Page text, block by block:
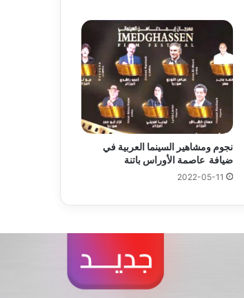
نجوم ومشاهير السينما العربية في
ضيافة عاصمة الأوراس باتنة
2022-05-11